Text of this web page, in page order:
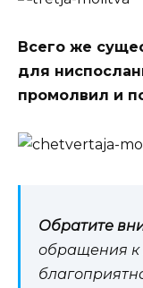
Всего же
для
промолвил и
Обратите
обращения к